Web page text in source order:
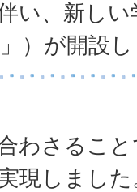
い、新し
）が開設
わさるこ
現しました